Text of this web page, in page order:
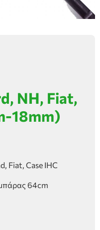
NH, Fiat,
18mm)
Fiat, Case IHC
64cm